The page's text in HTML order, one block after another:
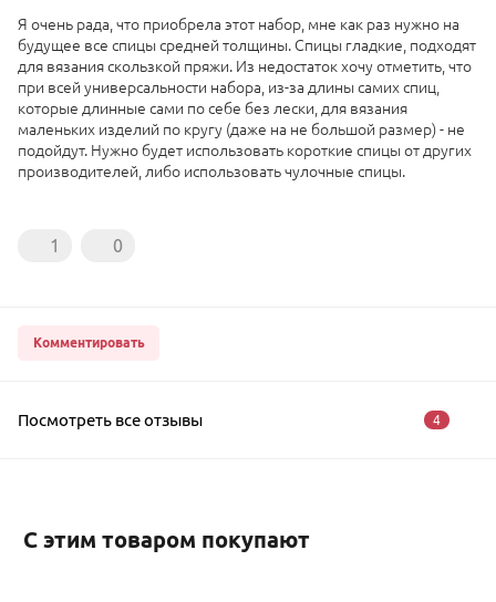
Я очень рада, что приобрела этот набор, мне как раз нужно на
будущее все спицы средней толщины. Спицы гладкие, подходят
для вязания скользкой пряжи. Из недостаток хочу отметить, что
при всей универсальности набора, из-за длины самих спиц,
которые длинные сами по себе без лески, для вязания
маленьких изделий по кругу (даже на не большой размер) - не
подойдут. Нужно будет использовать короткие спицы от других
производителей, либо использовать чулочные спицы.
1 0
Комментировать
Посмотреть все отзывы 4
С этим товаром покупают